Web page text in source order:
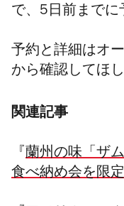
で、5日前までに
予約と詳細はオ
から確認してほし
関連記事
『 蘭州の味「ザ
食べ納め会を限